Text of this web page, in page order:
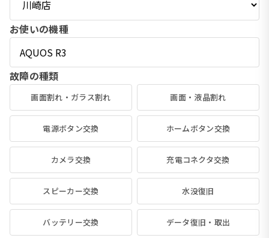
お使いの機種
故障の種類
画面割れ・ガラス割れ 画面・液晶割れ
電源ボタン交換 ホームボタン交換
カメラ交換 充電コネクタ交換
スピーカー交換 水没復旧
バッテリー交換 データ復旧・取出